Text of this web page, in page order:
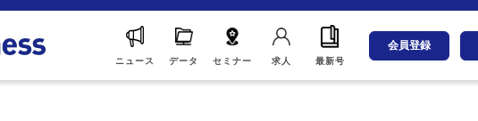
ニュース データ セミナー 求人 最新号
会員登録